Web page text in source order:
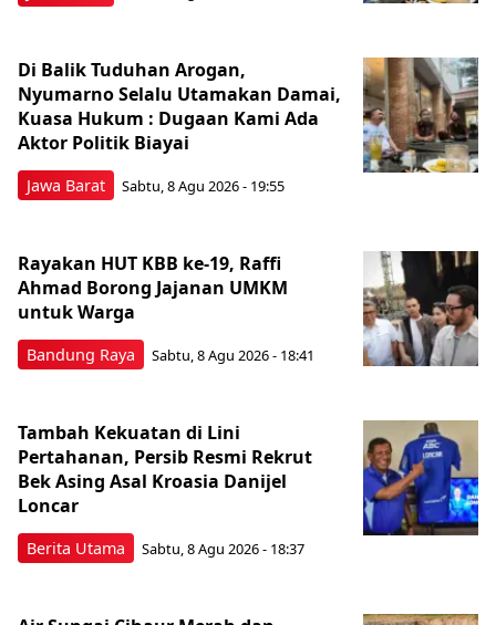
Jawa Barat
Di Balik Tuduhan Arogan,
Nyumarno Selalu Utamakan Damai,
Kuasa Hukum : Dugaan Kami Ada
Aktor Politik Biayai
Sabtu, 8 Agu 2026 - 19:55
Bandung Raya
Rayakan HUT KBB ke-19, Raffi
Ahmad Borong Jajanan UMKM
untuk Warga
Sabtu, 8 Agu 2026 - 18:41
Berita Utama
Tambah Kekuatan di Lini
Pertahanan, Persib Resmi Rekrut
Bek Asing Asal Kroasia Danijel
Loncar
Sabtu, 8 Agu 2026 - 18:37